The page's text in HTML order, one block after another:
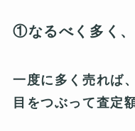
①なるべく多く
一度に多く売れば
目をつぶって査定